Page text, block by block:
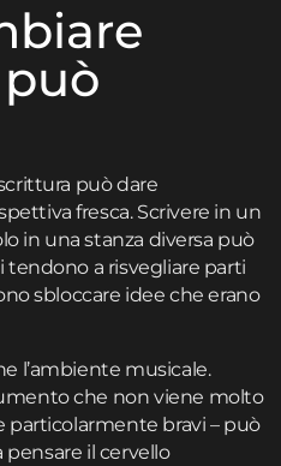
può dare
fresca. Scrivere in un
in una stanza diversa può
a risvegliare parti
sbloccare idee che erano
l’ambiente musicale.
che non viene molto
particolarmente bravi – può
pensare il cervello